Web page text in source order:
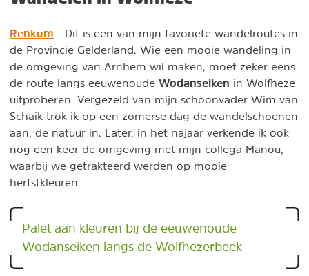
Renkum - Dit is een van mijn favoriete wandelroutes in
de Provincie Gelderland. Wie een mooie wandeling in
de omgeving van Arnhem wil maken, moet zeker eens
de route langs eeuwenoude Wodanseiken in Wolfheze
uitproberen. Vergezeld van mijn schoonvader Wim van
Schaik trok ik op een zomerse dag de wandelschoenen
aan, de natuur in. Later, in het najaar verkende ik ook
nog een keer de omgeving met mijn collega Manou,
waarbij we getrakteerd werden op mooie
herfstkleuren.
Palet aan kleuren bij de eeuwenoude
Wodanseiken langs de Wolfhezerbeek